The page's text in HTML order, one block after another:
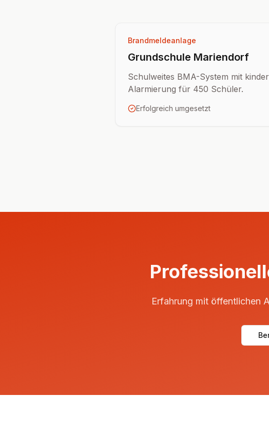
Brandmeldeanlage
Grundschule Mariendorf
Schulweites BMA-System mit
Alarmierung für 450 Schüler.
Erfolgreich umgesetzt
Erfahrung mit öffentlichen